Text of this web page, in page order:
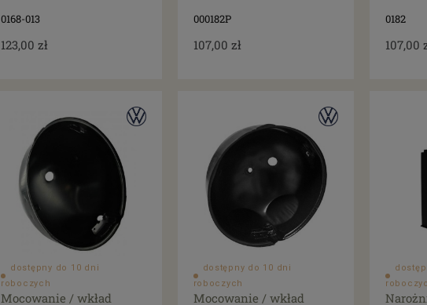
0168-013
123,00 zł
000182P
107,00 zł
0182
107,00
dostępny do 10 dni
roboczych
Mocowanie / wkład
dostępny do 10 dni
roboczych
Mocowanie / wkład